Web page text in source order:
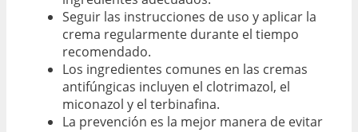
Seguir las instrucciones de uso y aplicar la
crema regularmente durante el tiempo
recomendado.
Los ingredientes comunes en las cremas
antifúngicas incluyen el clotrimazol, el
miconazol y el terbinafina.
La prevención es la mejor manera de evitar